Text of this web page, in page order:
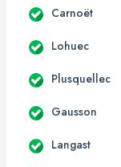
Carnoët
Lohuec
Plusquellec
Gausson
Langast